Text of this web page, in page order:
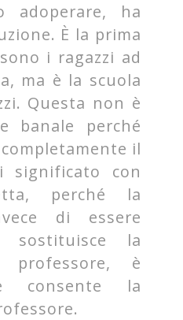
adoperare, ha
È la prima
i ragazzi ad
ma è la scuola
Questa non è
banale perché
il
significato con
perché la
di essere
sostituisce la
professore, è
consente la